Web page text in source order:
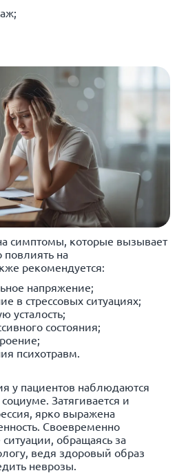
симптомы, которые вызывает
на
рекомендуется:
напряжение;
в стрессовых ситуациях;
усталость;
состояния;
психотравм.
у пациентов наблюдаются
Затягивается и
ярко выражена
Своевременно
обращаясь за
ведя здоровый образ
неврозы.